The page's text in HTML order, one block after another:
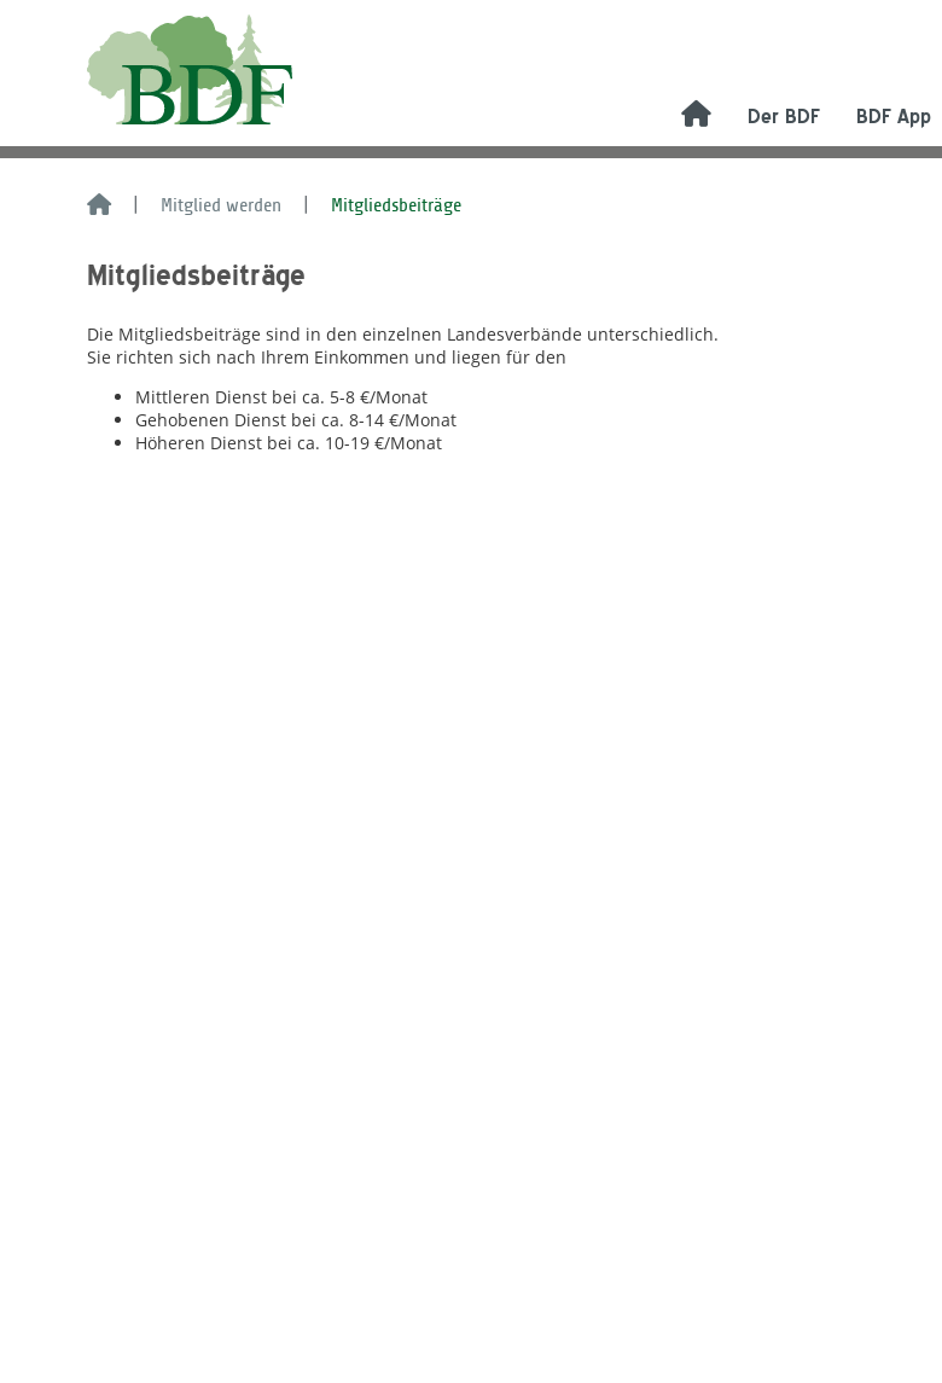
Der BDF BDF App
Mitglied werden Mitgliedsbeiträge
Mitgliedsbeiträge
Die Mitgliedsbeiträge sind in den einzelnen Landesverbände unterschiedlich.
Sie richten sich nach Ihrem Einkommen und liegen für den
Mittleren Dienst bei ca. 5-8 €/Monat
Gehobenen Dienst bei ca. 8-14 €/Monat
Höheren Dienst bei ca. 10-19 €/Monat